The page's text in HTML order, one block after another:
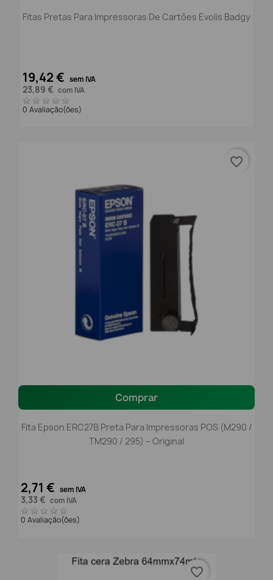
Fitas Pretas Para Impressoras De Cartões Evolis Badgy
19,42 € sem IVA
23,89 € com IVA
0 Avaliação(ões)
Comprar
Fita Epson ERC27B Preta Para Impressoras POS (M290 /
TM290 / 295) – Original
2,71 € sem IVA
3,33 € com IVA
0 Avaliação(ões)
favorite_border
favorite_border